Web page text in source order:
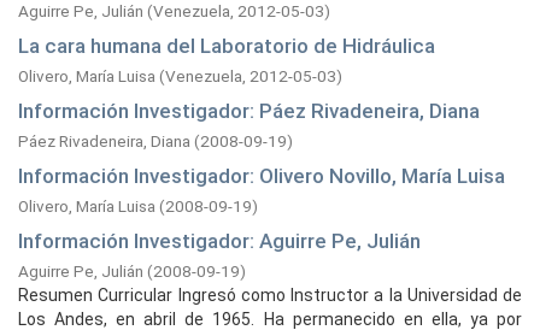
Aguirre Pe, Julián (Venezuela, 2012-05-03)
La cara humana del Laboratorio de Hidráulica
Olivero, María Luisa (Venezuela, 2012-05-03)
Información Investigador: Páez Rivadeneira, Diana
Páez Rivadeneira, Diana (2008-09-19)
Información Investigador: Olivero Novillo, María Luisa
Olivero, María Luisa (2008-09-19)
Información Investigador: Aguirre Pe, Julián
Aguirre Pe, Julián (2008-09-19)
Resumen Curricular Ingresó como Instructor a la Universidad de
Los Andes, en abril de 1965. Ha permanecido en ella, ya por